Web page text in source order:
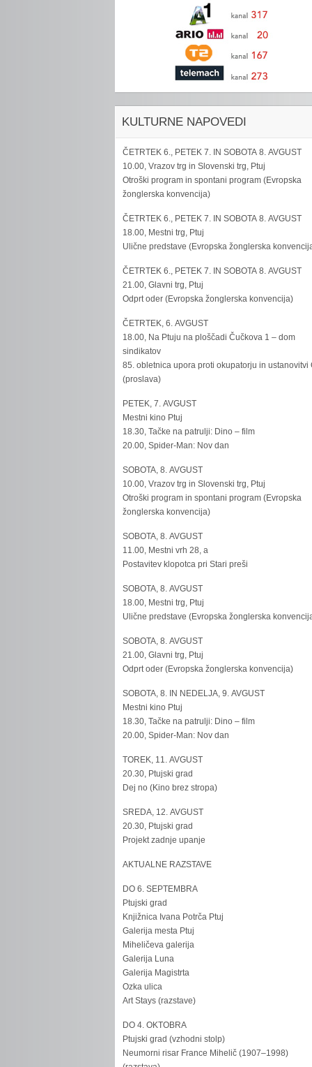
KULTURNE NAPOVEDI
ČETRTEK 6., PETEK 7. IN SOBOTA 8. AVGUST
10.00, Vrazov trg in Slovenski trg, Ptuj
Otroški program in spontani program (Evropska
žonglerska konvencija)
ČETRTEK 6., PETEK 7. IN SOBOTA 8. AVGUST
18.00, Mestni trg, Ptuj
Ulične predstave (Evropska žonglerska
ČETRTEK 6., PETEK 7. IN SOBOTA 8. AVGUST
21.00, Glavni trg, Ptuj
Odprt oder (Evropska žonglerska konvencija)
ČETRTEK, 6. AVGUST
18.00, Na Ptuju na ploščadi Čučkova 1 – dom
sindikatov
85. obletnica upora proti okupatorju in ustanovitvi
(proslava)
PETEK, 7. AVGUST
Mestni kino Ptuj
18.30, Tačke na patrulji: Dino – film
20.00, Spider-Man: Nov dan
SOBOTA, 8. AVGUST
10.00, Vrazov trg in Slovenski trg, Ptuj
Otroški program in spontani program (Evropska
žonglerska konvencija)
SOBOTA, 8. AVGUST
11.00, Mestni vrh 28, a
Postavitev klopotca pri Stari preši
SOBOTA, 8. AVGUST
18.00, Mestni trg, Ptuj
Ulične predstave (Evropska žonglerska
SOBOTA, 8. AVGUST
21.00, Glavni trg, Ptuj
Odprt oder (Evropska žonglerska konvencija)
SOBOTA, 8. IN NEDELJA, 9. AVGUST
Mestni kino Ptuj
18.30, Tačke na patrulji: Dino – film
20.00, Spider-Man: Nov dan
TOREK, 11. AVGUST
20.30, Ptujski grad
Dej no (Kino brez stropa)
SREDA, 12. AVGUST
20.30, Ptujski grad
Projekt zadnje upanje
AKTUALNE RAZSTAVE
DO 6. SEPTEMBRA
Ptujski grad
Knjižnica Ivana Potrča Ptuj
Galerija mesta Ptuj
Miheličeva galerija
Galerija Luna
Galerija Magistrta
Ozka ulica
Art Stays (razstave)
DO 4. OKTOBRA
Ptujski grad (vzhodni stolp)
Neumorni risar France Mihelič (1907–1998)